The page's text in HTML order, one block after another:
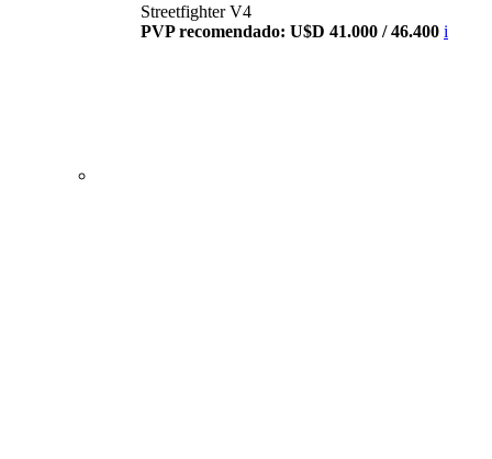
Streetfighter V4
PVP recomendado: U$D 41.000 / 46.400 i